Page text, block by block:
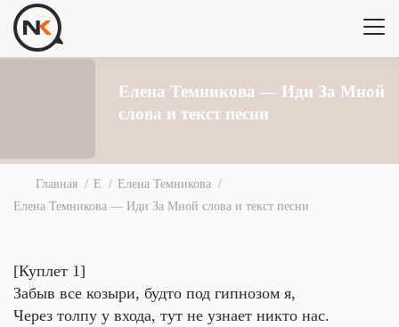
Елена Темникова — Иди За Мной
слова и текст песни
Главная Е
Елена Темникова
Елена Темникова — Иди За Мной слова и текст песни
[Куплет 1]
Забыв все козыри, будто под гипнозом я,
Через толпу у входа, тут не узнает никто нас.